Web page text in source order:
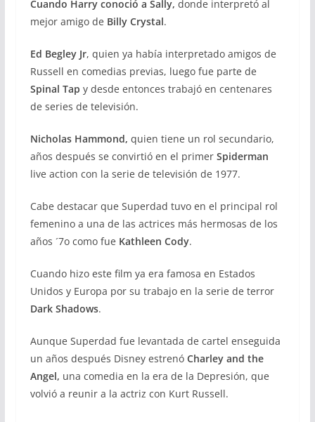
Cuando Harry conoció a Sally, donde interpretó al
mejor amigo de Billy Crystal.
Ed Begley Jr, quien ya había interpretado amigos de
Russell en comedias previas, luego fue parte de
Spinal Tap y desde entonces trabajó en centenares
de series de televisión.
Nicholas Hammond, quien tiene un rol secundario,
años después se convirtió en el primer Spiderman
live action con la serie de televisión de 1977.
Cabe destacar que Superdad tuvo en el principal rol
femenino a una de las actrices más hermosas de los
años ´7o como fue Kathleen Cody.
Cuando hizo este film ya era famosa en Estados
Unidos y Europa por su trabajo en la serie de terror
Dark Shadows.
Aunque Superdad fue levantada de cartel enseguida
un años después Disney estrenóCharley and the
Angel, una comedia en la era de la Depresión, que
volvió a reunir a la actriz con Kurt Russell.